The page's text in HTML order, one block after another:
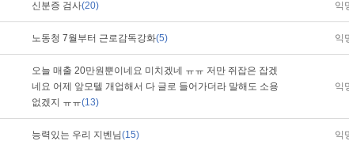
신분증 검사(20) 익
노동청 7월부터 근로감독강화(5) 익
오늘 매출 20만원뿐이네요 미치겠네 ㅠㅠ 저만 쥐잡은 잡겠
네요 어제 앞모텔 개업해서 다 글로 들어가더라 말해도 소용
없겠지 ㅠㅠ(13)
익
능력있는 우리 지벤님(15) 익